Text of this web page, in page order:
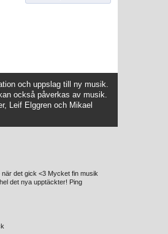
och uppslag till ny musik.
också påverkas av musik.
Leif Elggren och Mikael
det gick <3 Mycket fin musik
det nya upptäckter! Ping